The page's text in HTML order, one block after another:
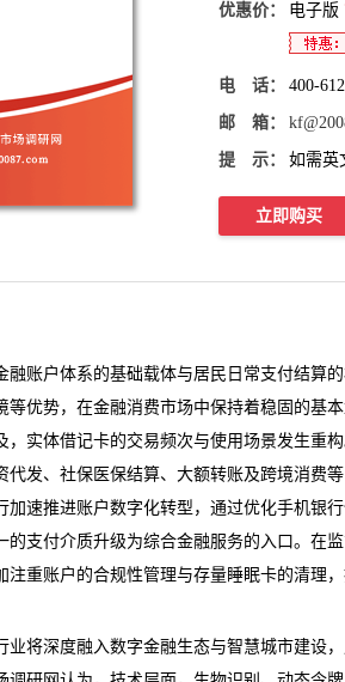
优惠价： 电子版
电 话： 400-
邮 箱：
提 示： 如需英
立即购买
账户体系的基础载体与居民日常支付结算的
等优势，在金融消费市场中保持着稳固的基
，实体借记卡的交易频次与使用场景发生重
代发、社保医保结算、大额转账及跨境消费
加速推进账户数字化转型，通过优化手机银
的支付介质升级为综合金融服务的入口。在
注重账户的合规性管理与存量睡眠卡的清理
将深度融入数字金融生态与智慧城市建设